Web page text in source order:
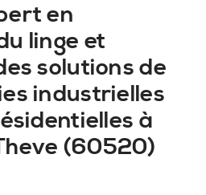
en
linge et
solutions de
industrielles
à
(60520)